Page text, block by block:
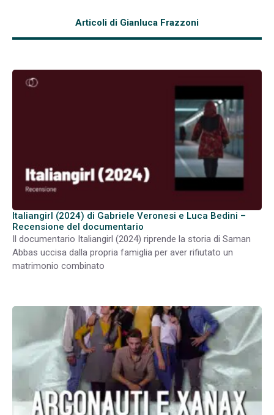
Articoli di Gianluca Frazzoni
Italiangirl (2024) di Gabriele Veronesi e Luca Bedini –
Recensione del documentario
Il documentario Italiangirl (2024) riprende la storia di Saman
Abbas uccisa dalla propria famiglia per aver rifiutato un
matrimonio combinato